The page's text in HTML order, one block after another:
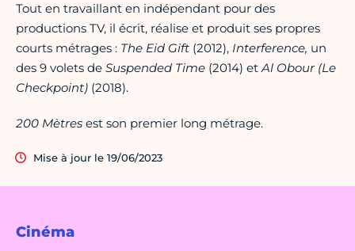
Cinéma
Tout en travaillant en indépendant pour des
productions TV, il écrit, réalise et produit ses propres
courts métrages : The Eid Gift (2012), Interference, un
des 9 volets de Suspended Time (2014) etAl Obour (Le
Checkpoint) (2018).
200 Mètres est son premier long métrage.
Mise à jour le 19/06/2023